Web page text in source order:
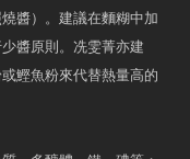
醬）。建議在麵糊中加
醬原則。冼雯菁亦建
鰹魚粉來代替熱量高的